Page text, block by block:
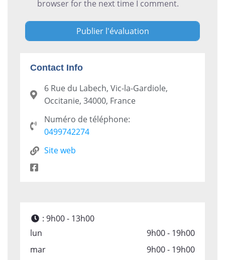
browser for the next time I comment.
Contact Info
6 Rue du Labech, Vic-la-Gardiole,
Occitanie, 34000, France
Numéro de téléphone:
0499742274
Site web
: 9h00 - 13h00
lun
9h00 - 19h00
mar
9h00 - 19h00